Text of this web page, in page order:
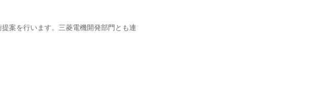
案を行います。三菱電機開発部門とも連